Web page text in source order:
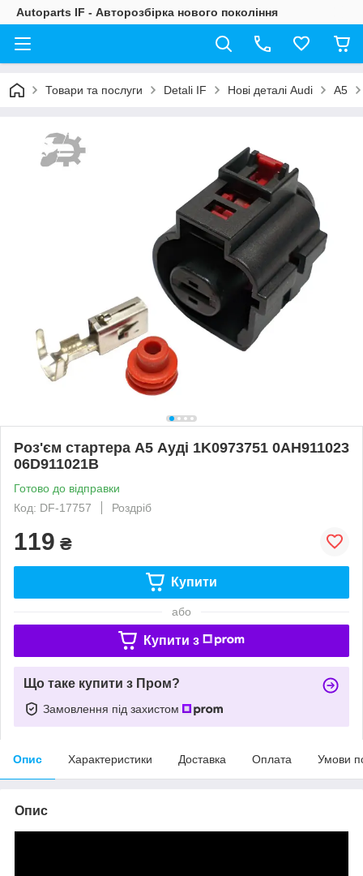
Autoparts IF - Авторозбірка нового покоління
Товари та послуги Detali IF Нові деталі Audi A5
Роз'єм стартера А5 Ауді 1K0973751 0AH911023
06D911021B
Готово до відправки
Код: DF-17757
Роздріб
119 ₴
Купити
або
Купити з
Що таке купити з Пром?
Замовлення під захистом
Опис Характеристики Доставка Оплата Умови
Опис